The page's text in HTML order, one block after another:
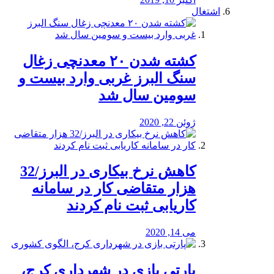
اشتغال
کشته شدن ۲۰ معدنچی زغال
سنگ البرز غربی وارد بیست و
سومین سال شد
ژوئن 22, 2020
کاهش نرخ بیکاری در البرز/32
هزار متقاضی کار در سامانه
کاریابی ثبت نام کردند
می 14, 2020
پارتی بازی در شهرداری کرج،